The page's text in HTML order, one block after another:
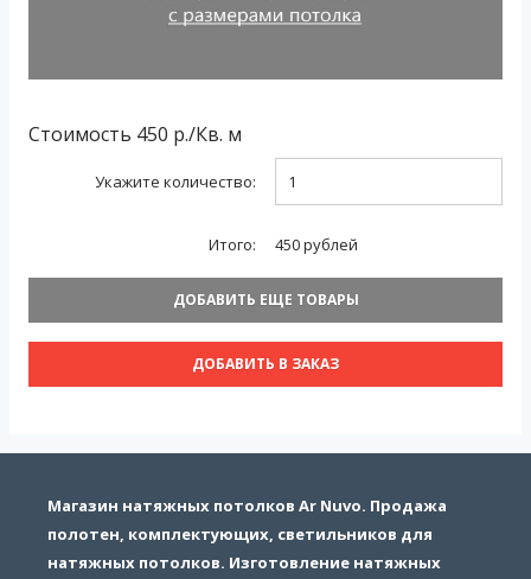
Стоимость 450 р./Кв. м
Укажите количество:
Итого: 450рублей
ДОБАВИТЬ ЕЩЕ ТОВАРЫ
ДОБАВИТЬ В ЗАКАЗ
Магазин натяжных потолков Ar Nuvo. Продажа
полотен, комплектующих, светильников для
натяжных потолков. Изготовление натяжных